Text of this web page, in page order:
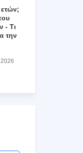
ετών;
‑ Τι
την
2026